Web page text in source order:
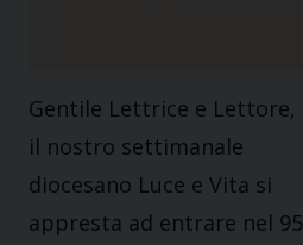
Gentile Lettrice e Lettore,
il nostro settimanale
diocesano Luce e Vita si
appresta ad entrare nel